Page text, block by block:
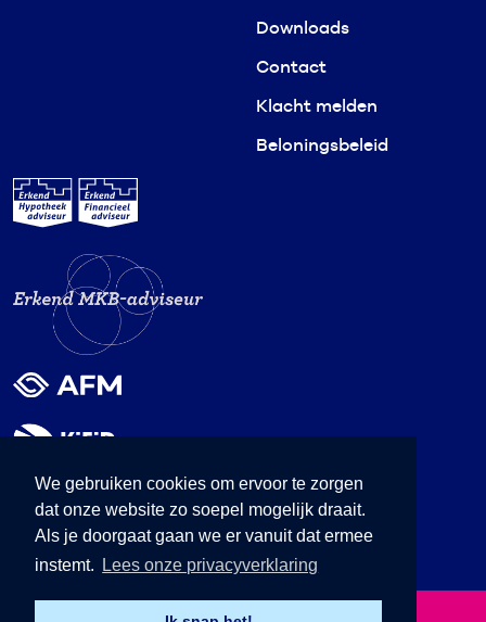
We gebruiken cookies om ervoor te zorgen
dat onze website zo soepel mogelijk draait.
Als je doorgaat gaan we er vanuit dat ermee
instemt.
Lees onze privacyverklaring
Downloads
Contact
Klacht melden
Beloningsbeleid
© 2026 Senders & van Balsfoort Advies